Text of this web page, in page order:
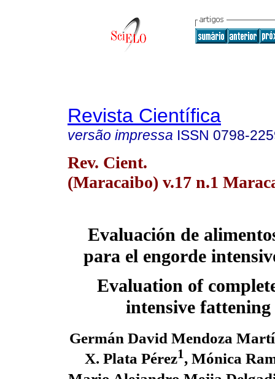
Revista Científica
versão impressa ISSN 0798-
Rev. Cient.
(Maracaibo) v.17 n.1
Evaluación de
para el engorde
Evaluation of
intensive fattening
Germán David Mendoza
X. Plata Pérez1, Mónica